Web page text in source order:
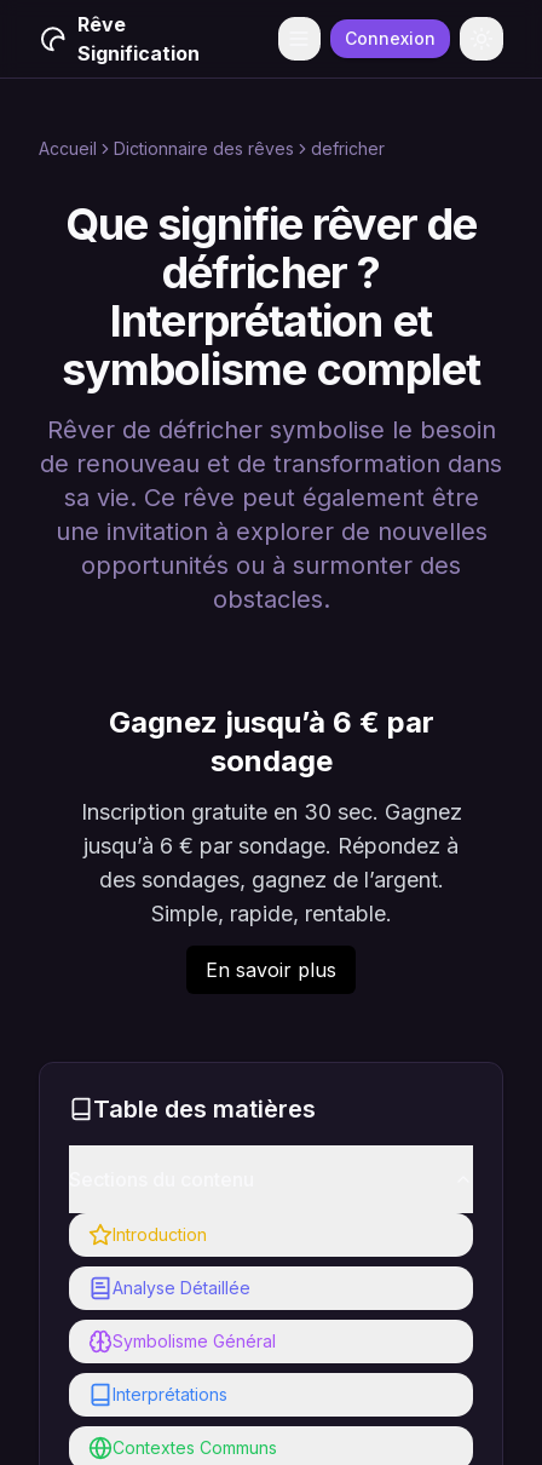
Rêve
Signification
Menu Connexion
Accueil Dictionnaire des rêves defricher
Que signifie rêver de
défricher ?
Interprétation et
symbolisme complet
Rêver de défricher symbolise le besoin
de renouveau et de transformation dans
sa vie. Ce rêve peut également être
une invitation à explorer de nouvelles
opportunités ou à surmonter des
obstacles.
Gagnez jusqu’à 6 € par
sondage
Inscription gratuite en 30 sec. Gagnez
jusqu’à 6 € par sondage. Répondez à
des sondages, gagnez de l’argent.
Simple, rapide, rentable.
En savoir plus
Table des matières
Introduction
Analyse Détaillée
Symbolisme Général
Interprétations
Contextes Communs